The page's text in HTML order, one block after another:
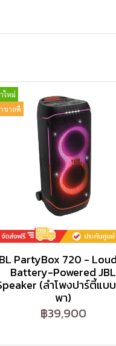
ใหม่
ขายดี
PartyBox 720 -
Battery-Powered JBL
(ลำโพงปาร์ตี้แบ
พา)
฿39,900